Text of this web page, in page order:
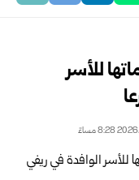
للأسر